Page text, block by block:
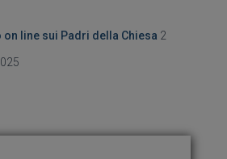
on line sui Padri della Chiesa 2